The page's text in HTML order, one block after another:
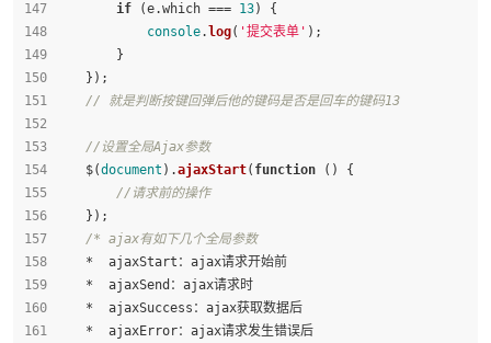
if (e.which === 13) {
console. log( '提交表单' );
        }
    });
// 就是判断按键回弹后他的键码是否是回车的键码13
//设置全局Ajax参数
    $(
document ).ajaxStart( function ( ) {
//请求前的操作
    });
/* ajax有如下几个全局参数
    *  ajaxStart：ajax请求开始前
    *  ajaxSend：ajax请求时
    *  ajaxSuccess：ajax获取数据后
    *  ajaxError：ajax请求发生错误后